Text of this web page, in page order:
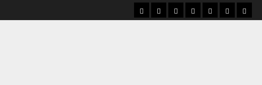
ราคาแนว
ข่าว
ข่าว
ดูด
ที่
ผู้ชา